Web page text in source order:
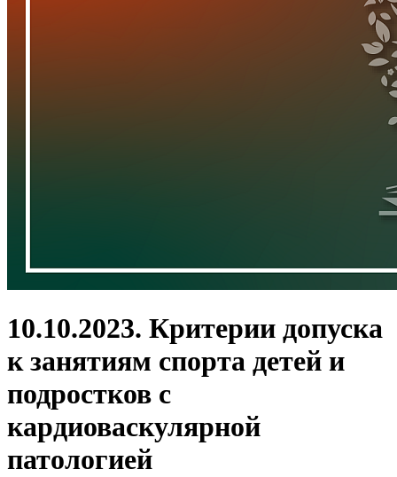
10.10.2023. Критерии допуска
к занятиям спорта детей и
подростков с
кардиоваскулярной
патологией